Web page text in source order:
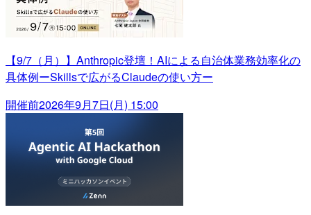
【9/7（月）】Anthropic登壇！AIによる自治体業務効率化の
具体例ーSkillsで広がるClaudeの使い方ー
開催前2026年9月7日(月) 15:00